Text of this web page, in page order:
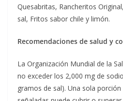
Quesabritas, Rancheritos
sal, Fritos sabor chile y limón.
Recomendaciones de salud y
La Organización Mundial de la
no exceder los 2,000 mg de
gramos de sal). Una sola